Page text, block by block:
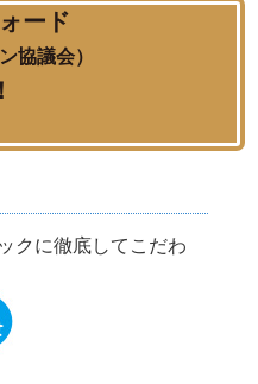
ード
協議会）
クに徹底してこだわ